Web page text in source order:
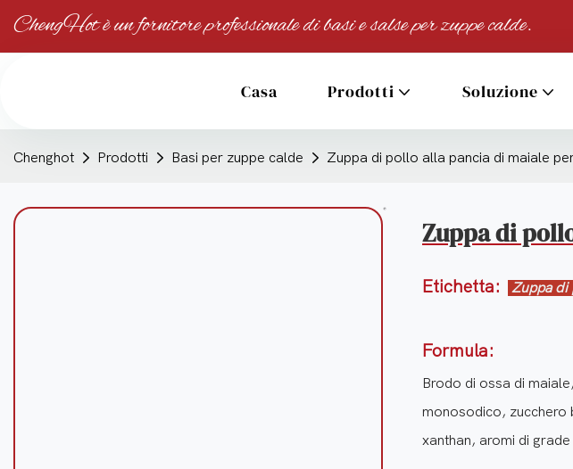
ChengHot è un fornitore professionale di basi e salse per zuppe calde.
Casa Prodotti Soluzione
Chenghot Prodotti Basi per zuppe calde Zuppa di pollo alla pancia di maiale
Zuppa di
Etichetta: Zuppa di
Formula:
Brodo di ossa di
monosodico,
xanthan, aromi di